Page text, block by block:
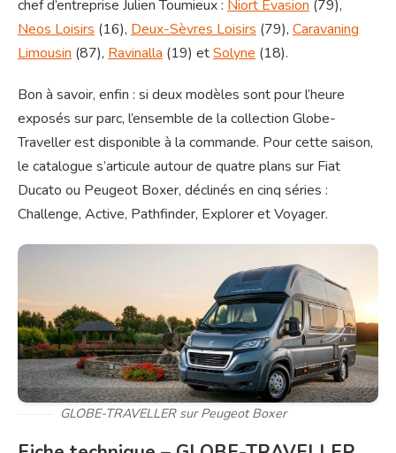
chef d’entreprise Julien Toumieux : Niort Evasion (79),
Neos Loisirs (16), Deux-Sèvres Loisirs (79), Caravaning
Limousin (87), Ravinalla (19) etSolyne (18).
Bon à savoir, enfin : si deux modèles sont pour l’heure
exposés sur parc, l’ensemble de la collection Globe-
Traveller est disponible à la commande. Pour cette saison,
le catalogue s’articule autour de quatre plans sur Fiat
Ducato ou Peugeot Boxer, déclinés en cinq séries :
Challenge, Active, Pathfinder, Explorer et Voyager.
GLOBE-TRAVELLER sur Peugeot Boxer